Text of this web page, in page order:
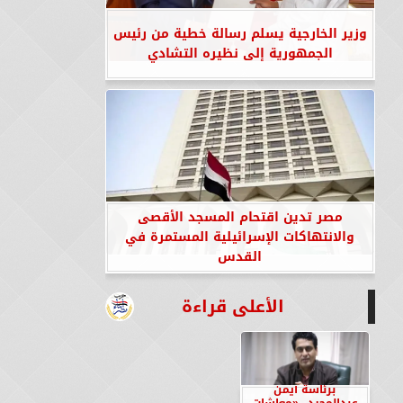
وزير الخارجية يسلم رسالة خطية من رئيس
الجمهورية إلى نظيره التشادي
مصر تدين اقتحام المسجد الأقصى
والانتهاكات الإسرائيلية المستمرة في
القدس
الأعلى قراءة
برئاسة أيمن